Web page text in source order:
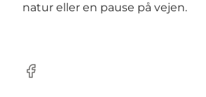
natur eller en pause på vejen.
Facebook